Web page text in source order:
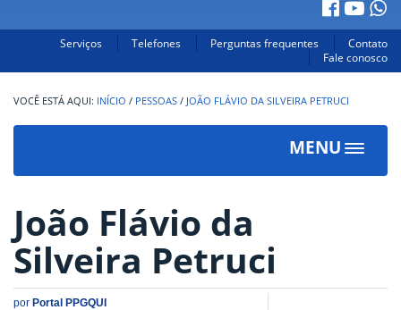
Serviços Telefones Perguntas frequentes
Contato
Fale conosco
INÍCIO / PESSOAS / JOÃO FLÁVIO DA SILVEIRA PETRUCI
MENU
Toggle
João Flávio da
Silveira Petruci
por Portal PPGQUI